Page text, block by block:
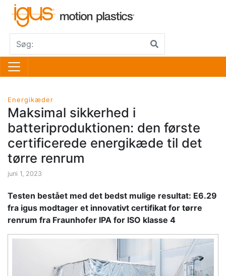
Energikæder
Maksimal sikkerhed i
batteriproduktionen: den første
certificerede energikæde til det
tørre renrum
juni 1, 2023
Testen bestået med det bedst mulige resultat: E6.29
fra igus modtager et innovativt certifikat for tørre
renrum fra Fraunhofer IPA for ISO klasse 4